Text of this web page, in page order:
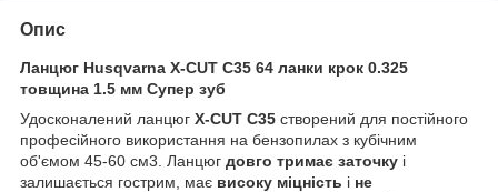
Опис
Ланцюг Husqvarna X-CUT C35 64 ланки крок 0.325
товщина 1.5 мм Супер зуб
Удосконалений ланцюг X-CUT C35 створений для постійного
професійного використання на бензопилах з кубічним
об'ємом 45-60 см3. Ланцюг довго тримає заточку і
залишається гострим, має високу міцність і не